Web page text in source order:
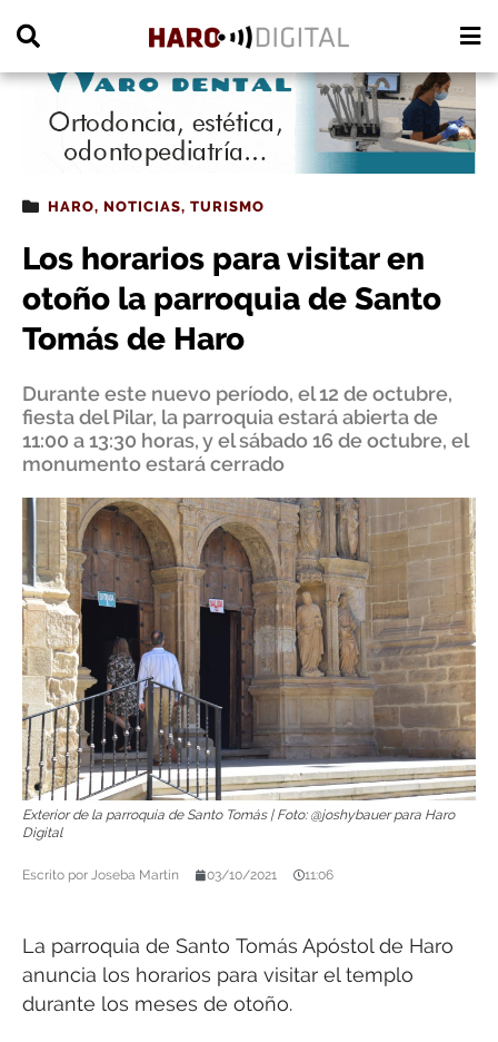
HARO, NOTICIAS, TURISMO
Los horarios para visitar en
otoño la parroquia de Santo
Tomás de Haro
Durante este nuevo período, el 12 de octubre,
fiesta del Pilar, la parroquia estará abierta de
11:00 a 13:30 horas, y el sábado 16 de octubre, el
monumento estará cerrado
Exterior de la parroquia de Santo Tomás | Foto: @joshybauer para Haro
Digital
Escrito por Joseba Martín 03/10/2021 11:06
La parroquia de Santo Tomás Apóstol de Haro
anuncia los horarios para visitar el templo
durante los meses de otoño.